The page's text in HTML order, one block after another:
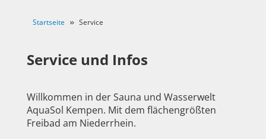
Startseite » Service
Service und Infos
Willkommen in der Sauna und Wasserwelt
AquaSol Kempen. Mit dem flächengrößten
Freibad am Niederrhein.